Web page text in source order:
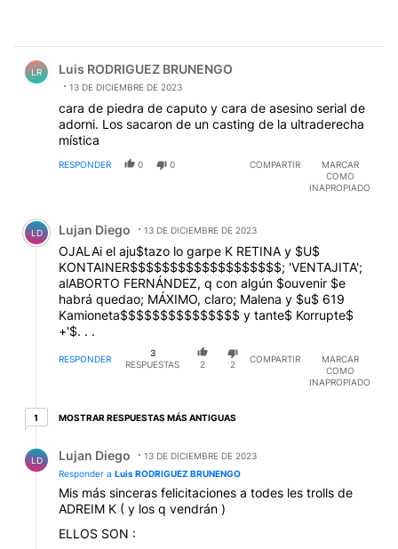
LR Luis RODRIGUEZ BRUNENGO
13 DE DICIEMBRE DE 2023
cara de piedra de caputo y cara de asesino serial de
adorni. Los sacaron de un casting de la ultraderecha
mística
RESPONDER 0 0 COMPARTIR
MARCAR
COMO
INAPROPIADO
Comentario de Lujan Diego.
LD Lujan Diego 13 DE DICIEMBRE DE 2023
OJALAi el aju$tazo lo garpe K RETINA y $U$
KONTAINER$$$$$$$$$$$$$$$$$$$; 'VENTAJITA';
alABORTO FERNÁNDEZ, q con algún $ouvenir $e
habrá quedao; MÁXIMO, claro; Malena y $u$ 619
Kamioneta$$$$$$$$$$$$$$$ y tante$ Korrupte$
+'$. . .
RESPONDER
3
RESPUESTAS
2 2
COMPARTIR
MARCAR
COMO
INAPROPIADO
11 respuesta más antiguas
MOSTRAR RESPUESTAS MÁS ANTIGUAS
LD Lujan Diego
13 DE DICIEMBRE DE 2023
Responder a Luis RODRIGUEZ BRUNENGO
Mis más sinceras felicitaciones a todes les trolls de
ADREIM K ( y los q vendrán )
ELLOS SON :